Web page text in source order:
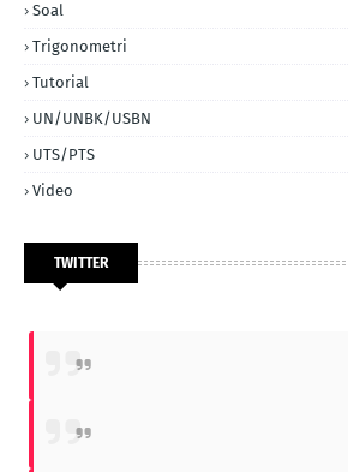
Soal
Trigonometri
Tutorial
UN/UNBK/USBN
UTS/PTS
Video
TWITTER